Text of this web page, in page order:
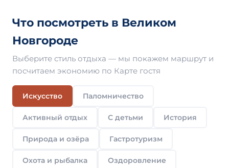
Что посмотреть в Великом
Новгороде
Выберите стиль отдыха — мы покажем маршрут и
посчитаем экономию по Карте гостя
Искусство Паломничество
Активный отдых С детьми История
Природа и озёра Гастротуризм
Охота и рыбалка Оздоровление